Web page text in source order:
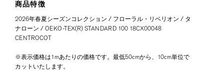
商品特徴
2026年春夏シーズンコレクション / フローラル・リベリオン / タ
ナローン / OEKO-TEX(R) STANDARD 100 18CX00048
CENTROCOT
※表示価格は1mあたりの価格です。最低50cmから、10cm単位で
カットいたします。